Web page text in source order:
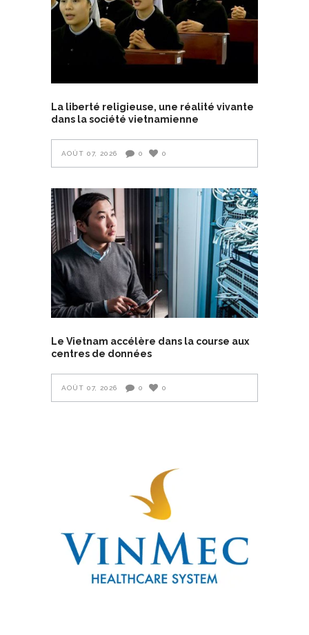
La liberté religieuse, une réalité vivante
dans la société vietnamienne
AOÛT 07, 2026 0 0
Le Vietnam accélère dans la course aux
centres de données
AOÛT 07, 2026 0 0